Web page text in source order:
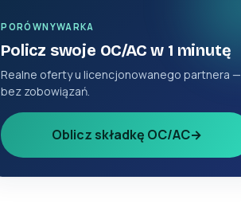
PORÓWNYWARKA
Policz swoje OC/AC w 1 minutę
Realne oferty u licencjonowanego partnera —
bez zobowiązań.
Oblicz składkę OC/AC→